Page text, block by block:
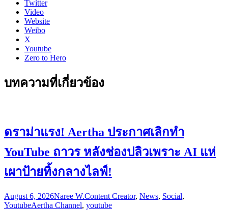
Twitter
Video
Website
Weibo
X
Youtube
Zero to Hero
บทความที่เกี่ยวข้อง
ดราม่าแรง! Aertha ประกาศเลิกทำ
YouTube ถาวร หลังช่องปลิวเพราะ AI แห่
เผาป้ายทิ้งกลางไลฟ์!
August 6, 2026Naree W.Content Creator, News, Social,
YoutubeAertha Channel, youtube